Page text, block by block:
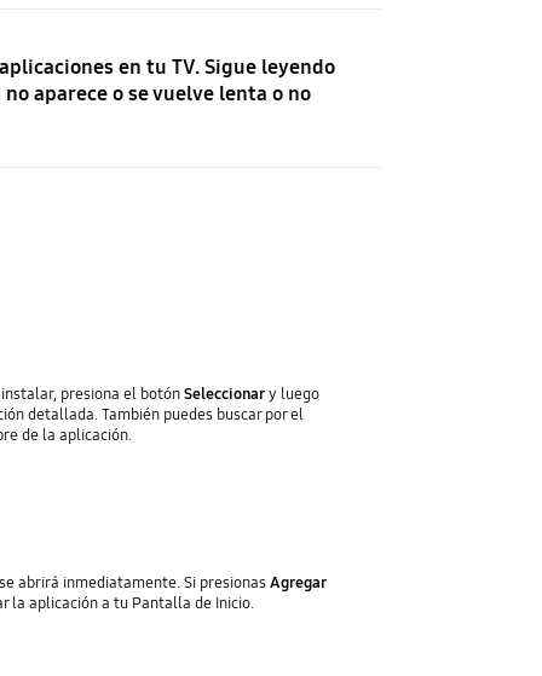
en tu TV. Sigue leyendo
aparece o se vuelve lenta o no
presiona el botónSeleccionary luego
detallada. También puedes buscar por el
de la aplicación.
abrirá inmediatamente. Si presionasAgregar
la aplicación a tu Pantalla de Inicio.